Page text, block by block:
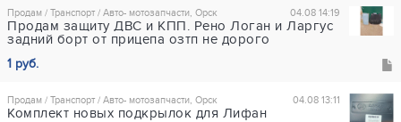
04.08 14:19
Продам / Транспорт / Авто- мотозапчасти, Орск
Продам защиту ДВС и КПП. Рено Логан и Ларгус
задний борт от прицепа озтп не дорого
1 руб.
04.08 13:11
Продам / Транспорт / Авто- мотозапчасти, Орск
Комплект новых подкрылок для Лифан